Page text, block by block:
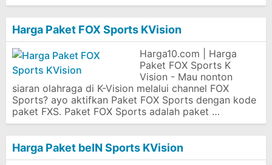
Harga Paket FOX Sports KVision
Harga10.com | Harga
Paket FOX Sports K
Vision - Mau nonton
siaran olahraga di K-Vision melalui channel FOX
Sports? ayo aktifkan Paket FOX Sports dengan kode
paket FXS. Paket FOX Sports adalah paket …
Harga Paket beIN Sports KVision